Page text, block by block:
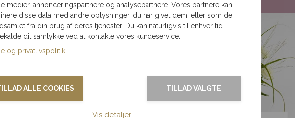
medier, annonceringspartnere og analysepartnere. Vores partnere kan
disse data med andre oplysninger, du har givet dem, eller som de
fra din brug af deres tjenester. Du kan naturligvis til enhver tid
dit samtykke ved at kontakte vores kundeservice.
og privatlivspolitik
ALLE COOKIES TILLAD VALGTE
Vis detaljer